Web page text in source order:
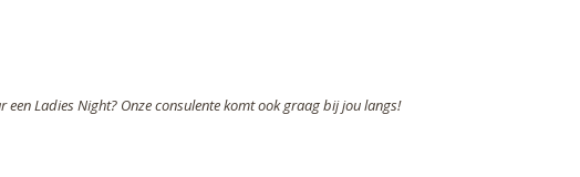
Ladies Night? Onze consulente komt ook graag bij jou langs!